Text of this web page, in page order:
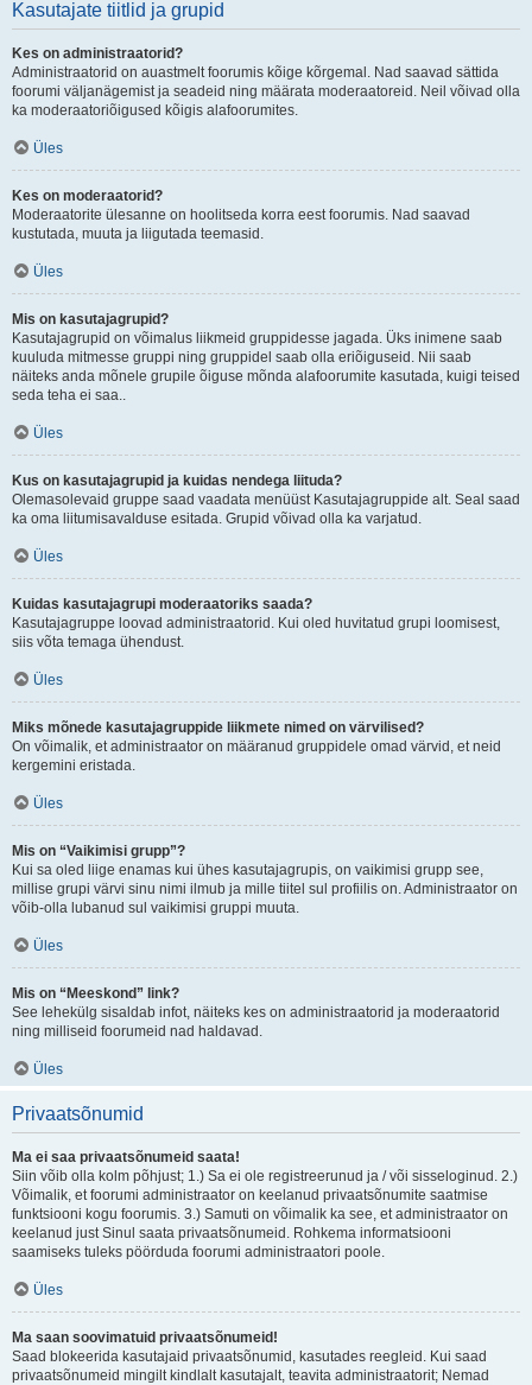
Kasutajate tiitlid ja grupid
Kes on administraatorid?
Administraatorid on auastmelt foorumis kõige kõrgemal. Nad saavad sättida
foorumi väljanägemist ja seadeid ning määrata moderaatoreid. Neil võivad olla
ka moderaatoriõigused kõigis alafoorumites.
Üles
Kes on moderaatorid?
Moderaatorite ülesanne on hoolitseda korra eest foorumis. Nad saavad
kustutada, muuta ja liigutada teemasid.
Üles
Mis on kasutajagrupid?
Kasutajagrupid on võimalus liikmeid gruppidesse jagada. Üks inimene saab
kuuluda mitmesse gruppi ning gruppidel saab olla eriõiguseid. Nii saab
näiteks anda mõnele grupile õiguse mõnda alafoorumite kasutada, kuigi teised
seda teha ei saa..
Üles
Kus on kasutajagrupid ja kuidas nendega liituda?
Olemasolevaid gruppe saad vaadata menüüst Kasutajagruppide alt. Seal saad
ka oma liitumisavalduse esitada. Grupid võivad olla ka varjatud.
Üles
Kuidas kasutajagrupi moderaatoriks saada?
Kasutajagruppe loovad administraatorid. Kui oled huvitatud grupi loomisest,
siis võta temaga ühendust.
Üles
Miks mõnede kasutajagruppide liikmete nimed on värvilised?
On võimalik, et administraator on määranud gruppidele omad värvid, et neid
kergemini eristada.
Üles
Mis on “Vaikimisi grupp”?
Kui sa oled liige enamas kui ühes kasutajagrupis, on vaikimisi grupp see,
millise grupi värvi sinu nimi ilmub ja mille tiitel sul profiilis on. Administraator on
võib-olla lubanud sul vaikimisi gruppi muuta.
Üles
Mis on “Meeskond” link?
See lehekülg sisaldab infot, näiteks kes on administraatorid ja moderaatorid
ning milliseid foorumeid nad haldavad.
Üles
Privaatsõnumid
Ma ei saa privaatsõnumeid saata!
Siin võib olla kolm põhjust; 1.) Sa ei ole registreerunud ja / või sisseloginud. 2.)
Võimalik, et foorumi administraator on keelanud privaatsõnumite saatmise
funktsiooni kogu foorumis. 3.) Samuti on võimalik ka see, et administraator on
keelanud just Sinul saata privaatsõnumeid. Rohkema informatsiooni
saamiseks tuleks pöörduda foorumi administraatori poole.
Üles
Ma saan soovimatuid privaatsõnumeid!
Saad blokeerida kasutajaid privaatsõnumid, kasutades reegleid. Kui saad
privaatsõnumeid mingilt kindlalt kasutajalt, teavita administraatorit; Nemad